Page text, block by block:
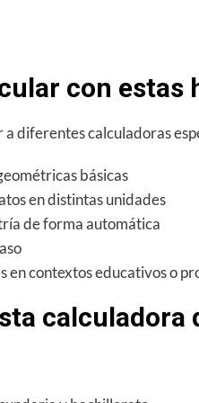
con estas
a diferentes calculadoras
básicas
en distintas unidades
de forma automática
en contextos educativos o
calculadora